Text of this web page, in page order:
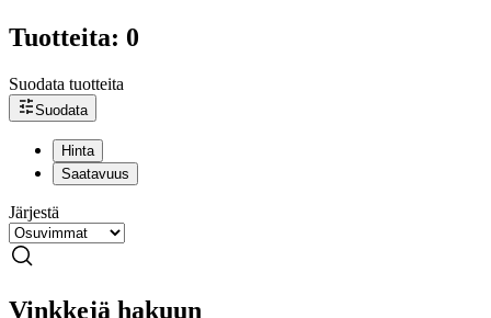
Tuotteita: 0
Suodata tuotteita
Suodata
Hinta
Saatavuus
Järjestä
Vinkkejä hakuun